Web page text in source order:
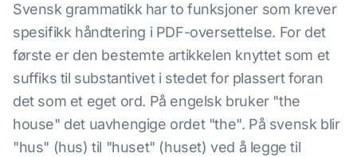
Svensk grammatikk har to funksjoner som krever
spesifikk håndtering i PDF-oversettelse. For det
første er den bestemte artikkelen knyttet som et
suffiks til substantivet i stedet for plassert foran
det som et eget ord. På engelsk bruker "the
house" det uavhengige ordet "the". På svensk blir
"hus" (hus) til "huset" (huset) ved å legge til